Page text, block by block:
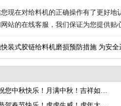
现在对给料机的正确操作有了更好地
站的在线客服，我们保证为您提供贴
装式胶链给料机磨损预防措施 为安全